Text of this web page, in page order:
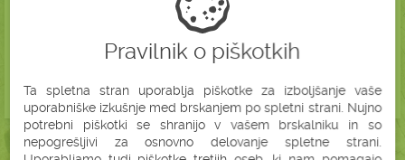
Pravilnik o piškotkih
Ta spletna stran uporablja piškotke za izboljšanje vaše
uporabniške izkušnje med brskanjem po spletni strani. Nujno
potrebni piškotki se shranijo v vašem brskalniku in so
nepogrešljivi za osnovno delovanje spletne strani.